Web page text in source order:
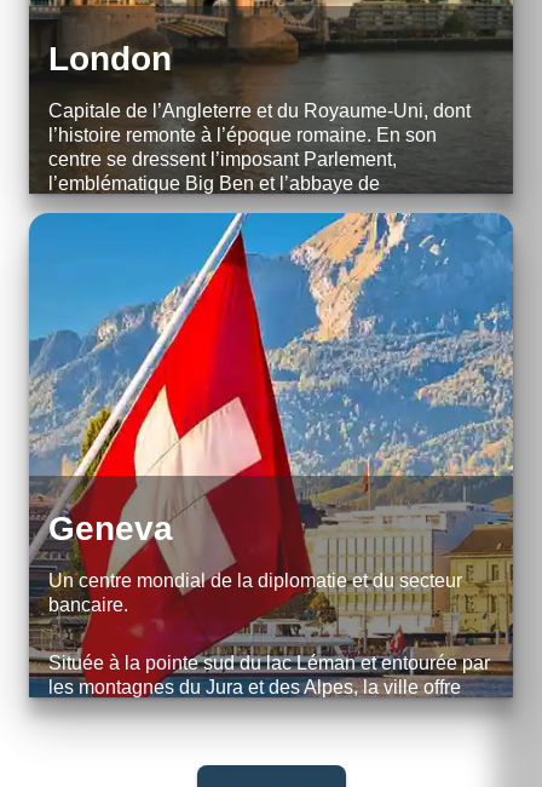
London
Capitale de l’Angleterre et du Royaume-Uni, dont
l’histoire remonte à l’époque romaine. En son
centre se dressent l’imposant Parlement,
l’emblématique Big Ben et l’abbaye de
Westminster, lieu de couronnement des monarques
EXPLORE
Geneva
Un centre mondial de la diplomatie et du secteur
bancaire.
Située à la pointe sud du lac Léman et entourée par
les montagnes du Jura et des Alpes, la ville offre
des vues exceptionnelles sur le majestueux Mont-